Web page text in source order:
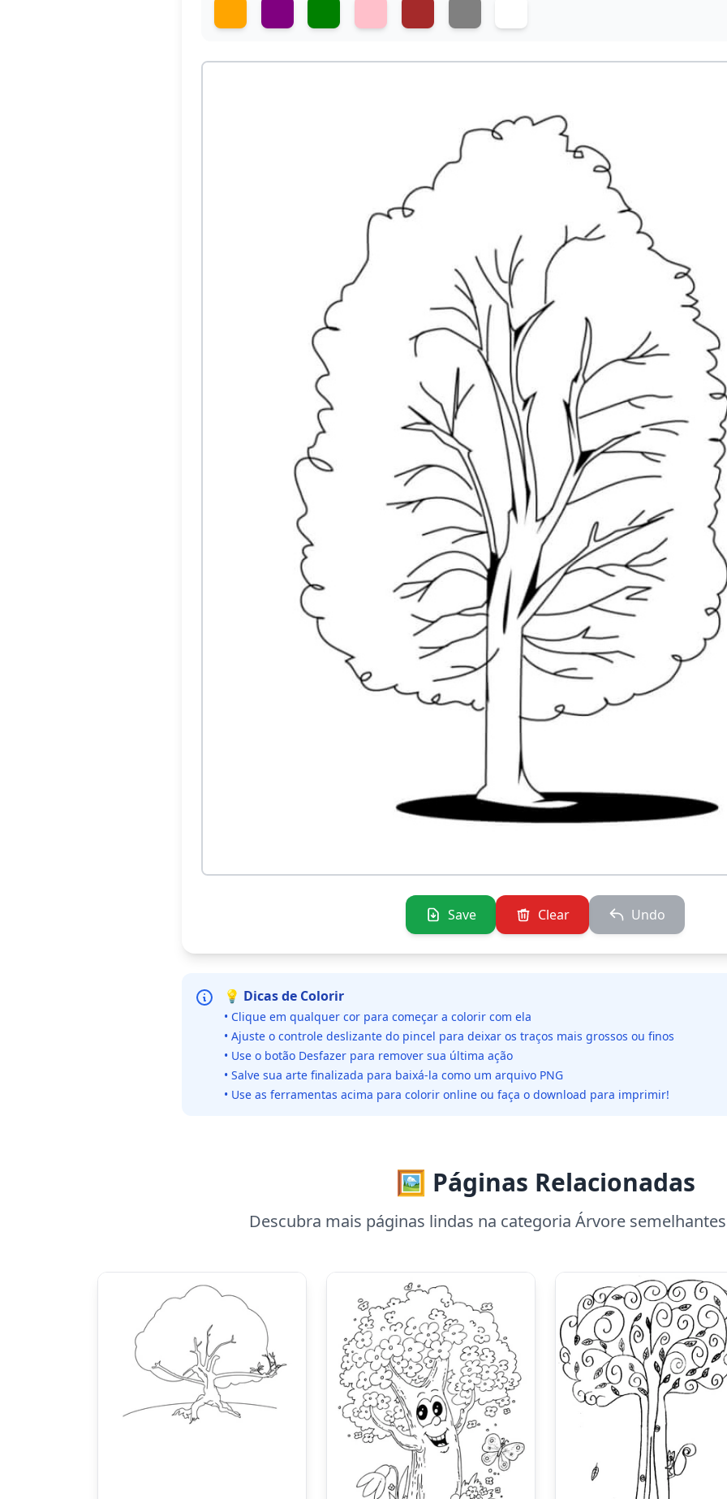
Save Clear Undo
💡 Dicas de Colorir
• Clique em qualquer cor para começar a colorir com ela
• Ajuste o controle deslizante do pincel para deixar os traços mais grossos ou finos
• Use o botão Desfazer para remover sua última ação
• Salve sua arte finalizada para baixá-la como um arquivo PNG
• Use as ferramentas acima para colorir online ou faça o download para imprimir!
🖼️ Páginas Relacionadas
Descubra mais páginas lindas na categoria Árvore